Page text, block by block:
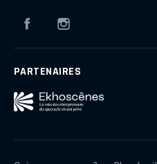
Facebook
PARTENAIRES